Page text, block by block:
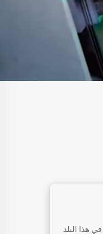
هذا البلد